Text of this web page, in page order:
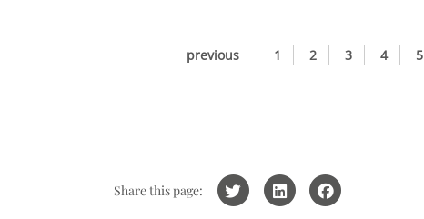
previous 1 2 3 4 5
Share this page: